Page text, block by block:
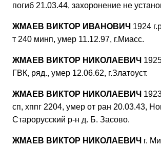
погиб 21.03.44, захоронение не
ЖМАЕВ ВИКТОР ИВАНОВИЧ 1924
т 240 минп, умер 11.12.97, г.Миасс.
ЖМАЕВ ВИКТОР НИКОЛАЕВИЧ
ГВК, ряд., умер 12.06.62, г.Златоуст.
ЖМАЕВ ВИКТОР НИКОЛАЕВИЧ
сп, хппг 2204, умер от ран 20.03.43,
Старорусский р-н д. Б. Засово.
ЖМАЕВ ВИКТОР НИКОЛАЕВИЧ г.